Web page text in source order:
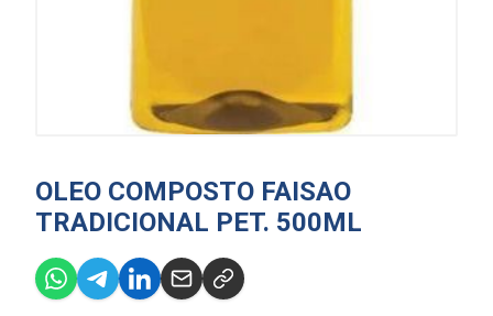
OLEO COMPOSTO FAISAO
TRADICIONAL PET. 500ML